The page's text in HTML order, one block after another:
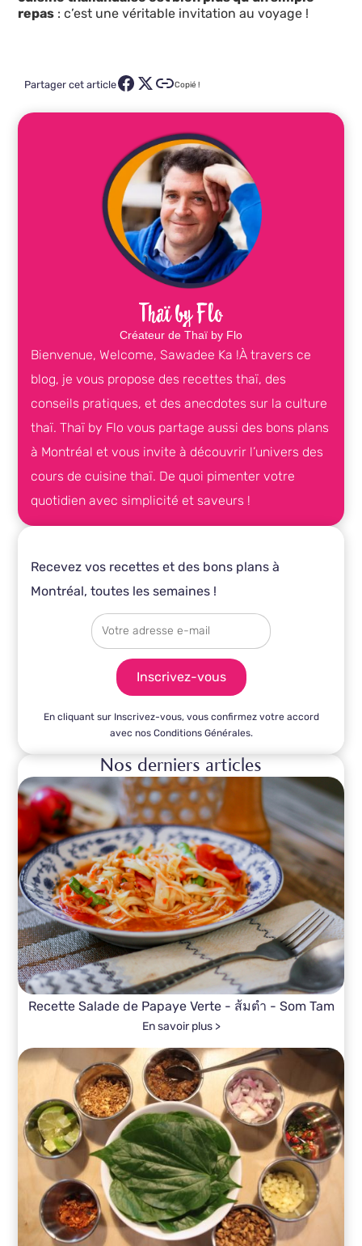
repas : c’est une véritable invitation au voyage !
Partager cet article Copié !
Thaï by Flo
Créateur de Thaï by Flo
Bienvenue, Welcome, Sawadee Ka !À travers ce
blog, je vous propose des recettes thaï, des
conseils pratiques, et des anecdotes sur la culture
thaï.Thaï by Flo vous partage aussi des bons plans
à Montréal et vous invite à découvrir l’univers des
cours de cuisine thaï. De quoi pimenter votre
quotidien avec simplicité et saveurs !
Recevez vos recettes et des bons plans à
Montréal, toutes les semaines !
En cliquant sur Inscrivez-vous, vous confirmez votre accord
avec nos Conditions Générales.
Nos derniers articles
Recette Salade de Papaye Verte - ส้มตำ - Som Tam
En savoir plus >